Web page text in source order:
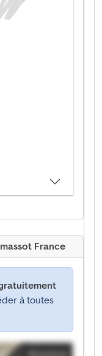
France
à toutes
Annonce